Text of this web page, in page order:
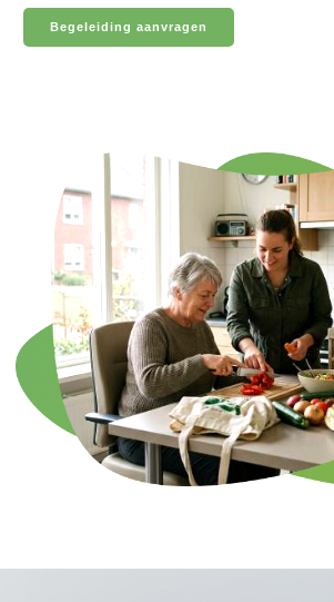
Begeleiding aanvragen